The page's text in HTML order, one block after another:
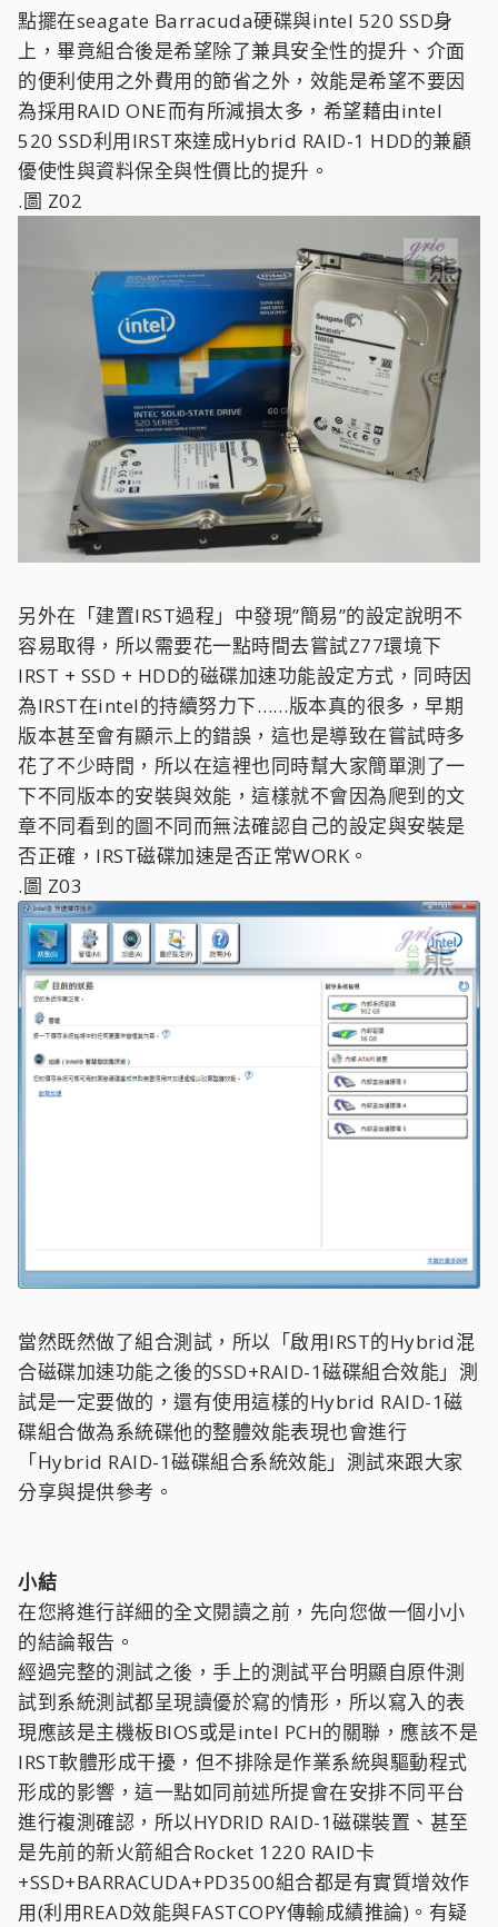
點擺在seagate Barracuda硬碟與intel 520 SSD身
上，畢竟組合後是希望除了兼具安全性的提升、介面
的便利使用之外費用的節省之外，效能是希望不要因
為採用RAID ONE而有所減損太多，希望藉由intel
520 SSD利用IRST來達成Hybrid RAID-1 HDD的兼顧
優使性與資料保全與性價比的提升。
.圖 Z02
另外在「建置IRST過程」中發現”簡易”的設定說明不
容易取得，所以需要花一點時間去嘗試Z77環境下
IRST + SSD + HDD的磁碟加速功能設定方式，同時因
為IRST在intel的持續努力下……版本真的很多，早期
版本甚至會有顯示上的錯誤，這也是導致在嘗試時多
花了不少時間，所以在這裡也同時幫大家簡單測了一
下不同版本的安裝與效能，這樣就不會因為爬到的文
章不同看到的圖不同而無法確認自己的設定與安裝是
否正確，IRST磁碟加速是否正常WORK。
.圖 Z03
當然既然做了組合測試，所以「啟用IRST的Hybrid混
合磁碟加速功能之後的SSD+RAID-1磁碟組合效能」測
試是一定要做的，還有使用這樣的Hybrid RAID-1磁
碟組合做為系統碟他的整體效能表現也會進行
「Hybrid RAID-1磁碟組合系統效能」測試來跟大家
分享與提供參考。
小結
在您將進行詳細的全文閱讀之前，先向您做一個小小
的結論報告。
經過完整的測試之後，手上的測試平台明顯自原件測
試到系統測試都呈現讀優於寫的情形，所以寫入的表
現應該是主機板BIOS或是intel PCH的關聯，應該不是
IRST軟體形成干擾，但不排除是作業系統與驅動程式
形成的影響，這一點如同前述所提會在安排不同平台
進行複測確認，所以HYDRID RAID-1磁碟裝置、甚至
是先前的新火箭組合Rocket 1220 RAID卡
+SSD+BARRACUDA+PD3500組合都是有實質增效作
用(利用READ效能與FASTCOPY傳輸成績推論)。有疑